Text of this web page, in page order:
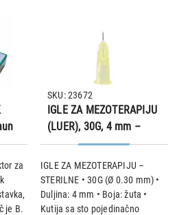
za
je B.
IGLE ZA MEZOTERAPIJU
(LUER), 30G, 4 mm –
žute, 100 komada
IGLE ZA MEZOTERAPIJU –
STERILNE • 30G (Ø 0.30 mm) •
Duljina: 4 mm • Boja: žuta •
Kutija sa sto pojedinačno
SKU: 23672